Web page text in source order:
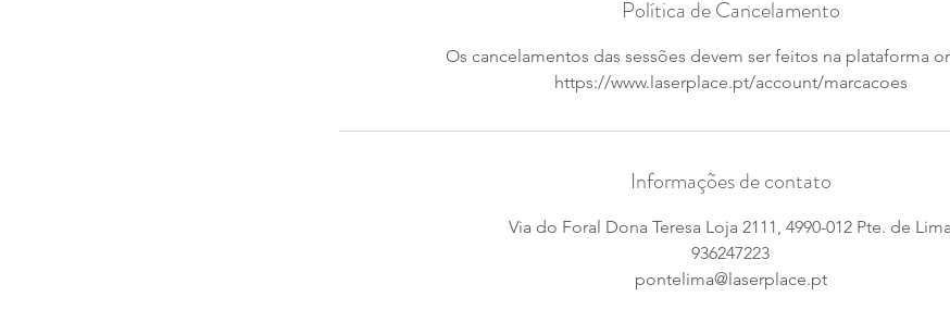
Política de Cancelamento
Os cancelamentos das sessões devem ser feitos na plataforma
https://www.laserplace.pt/account/marcacoes
Informações de contato
Via do Foral Dona Teresa Loja 2111, 4990-012 Pte. de Lima
936247223
pontelima@laserplace.pt